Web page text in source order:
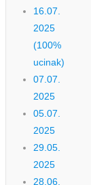
16.07.
2025
(100%
ucinak)
07.07.
2025
05.07.
2025
29.05.
2025
28.06.